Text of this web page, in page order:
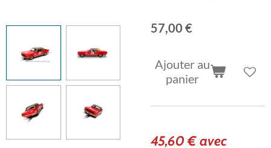
57,00 €
Ajouter au
panier
45,60 € avec